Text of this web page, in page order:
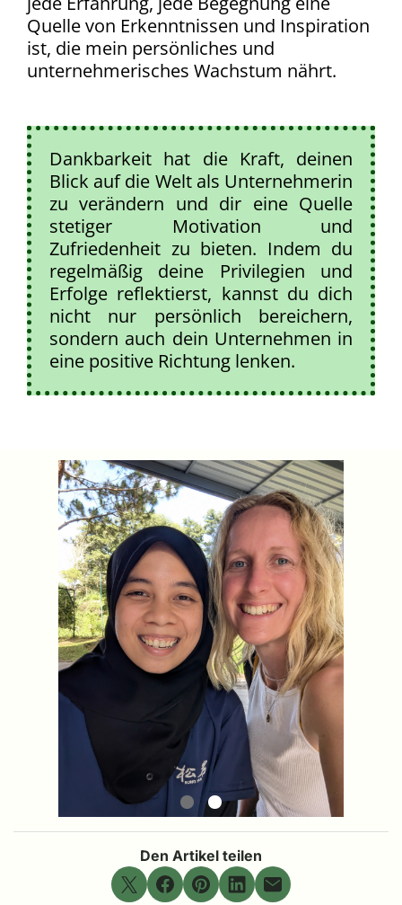
Quelle von Erkenntnissen und Inspiration
ist, die mein persönliches und
unternehmerisches Wachstum nährt.
Dankbarkeit hat die Kraft, deinen
Blick auf die Welt als Unternehmerin
zu verändern und dir eine Quelle
stetiger Motivation und
Zufriedenheit zu bieten. Indem du
regelmäßig deine Privilegien und
Erfolge reflektierst, kannst du dich
nicht nur persönlich bereichern,
sondern auch dein Unternehmen in
eine positive Richtung lenken.
Den Artikel teilen